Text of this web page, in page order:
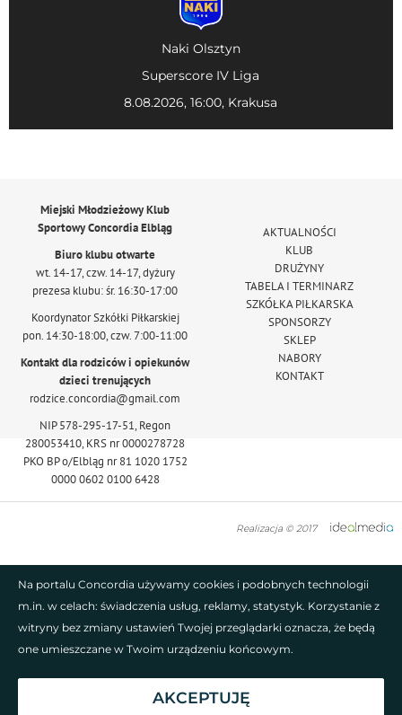
Naki Olsztyn
Superscore IV Liga
8.08.2026, 16:00, Krakusa
Miejski Młodzieżowy Klub
Sportowy Concordia Elbląg
Biuro klubu otwarte
wt. 14-17, czw. 14-17, dyżury
prezesa klubu: śr. 16:30-17:00
Koordynator Szkółki Piłkarskiej
pon. 14:30-18:00, czw. 7:00-11:00
Kontakt dla rodziców i opiekunów
dzieci trenujących
rodzice.concordia@gmail.com
NIP 578-295-17-51, Regon
280053410, KRS nr 0000278728
PKO BP o/Elbląg nr 81 1020 1752
0000 0602 0100 6428
AKTUALNOŚCI
KLUB
DRUŻYNY
TABELA I TERMINARZ
SZKÓŁKA PIŁKARSKA
SPONSORZY
SKLEP
NABORY
KONTAKT
Realizacja © 2017
Na portalu Concordia używamy cookies i podobnych technologii
m.in. w celach: świadczenia usług, reklamy, statystyk. Korzystanie z
witryny bez zmiany ustawień Twojej przeglądarki oznacza, że będą
one umieszczane w Twoim urządzeniu końcowym.
AKCEPTUJĘ